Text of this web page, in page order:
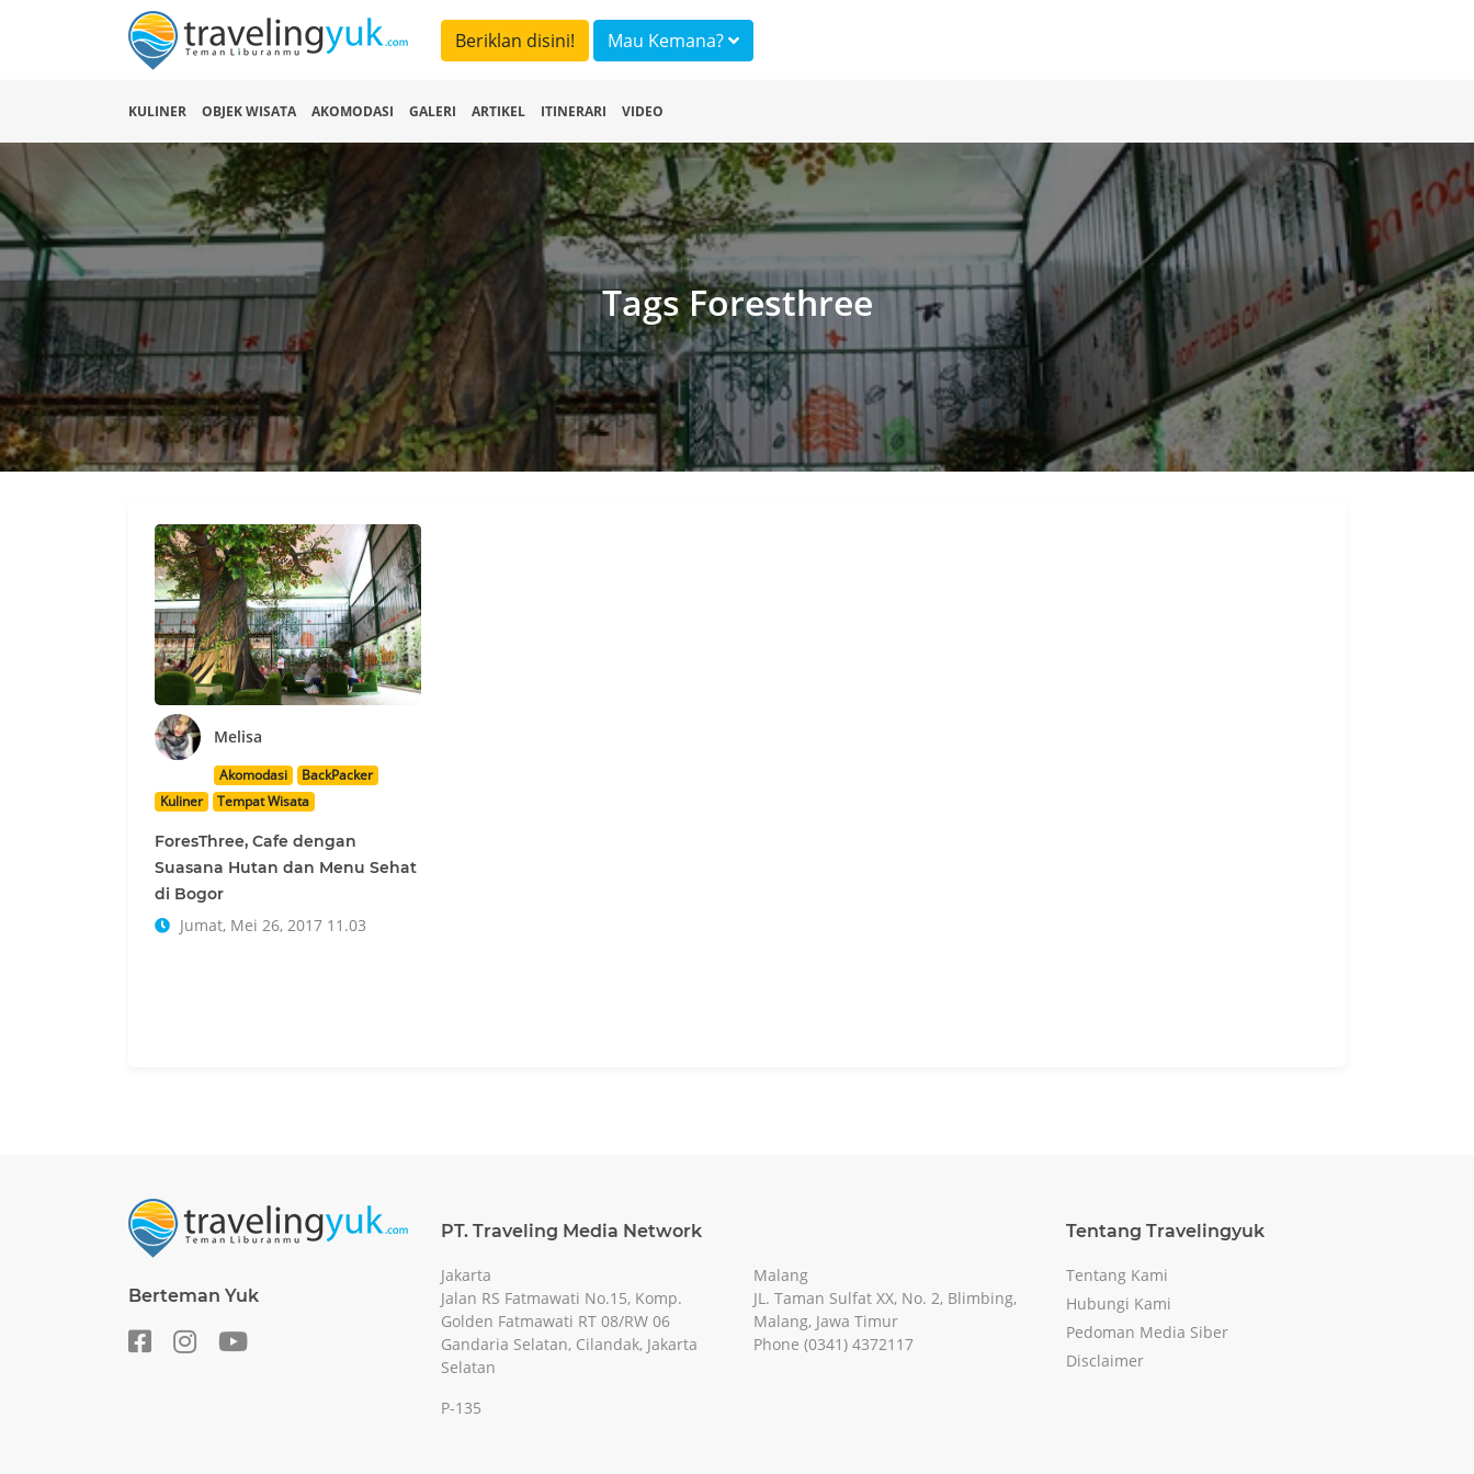
Beriklan disini! Mau Kemana?
KULINER OBJEK WISATA AKOMODASI GALERI ARTIKEL ITINERARI VIDEO
Tags Foresthree
Melisa
Akomodasi
BackPacker
Kuliner
Tempat Wisata
ForesThree, Cafe dengan
Suasana Hutan dan Menu Sehat
di Bogor
Jumat, Mei 26, 2017 11.03
PT. Traveling Media Network Tentang Travelingyuk
Berteman Yuk
Jakarta
Jalan RS Fatmawati No.15, Komp.
Golden Fatmawati RT 08/RW 06
Gandaria Selatan, Cilandak, Jakarta
Selatan
P-135
Malang
JL. Taman Sulfat XX, No. 2, Blimbing,
Malang, Jawa Timur
Phone (0341) 4372117
Tentang Kami
Hubungi Kami
Pedoman Media Siber
Disclaimer